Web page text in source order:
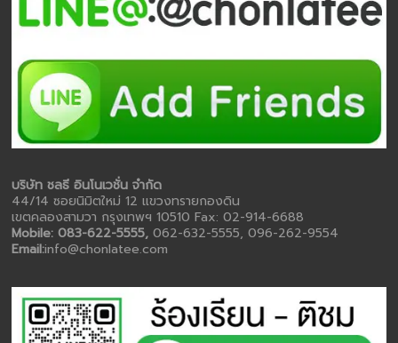
บริษัท ชลธี อินโนเวชั่น จำกัด
44/14 ซอยนิมิตใหม่ 12 แขวงทรายกองดิน
เขตคลองสามวา กรุงเทพฯ 10510 Fax: 02-914-6688
Mobile: 083-622-5555,062-632-5555, 096-262-9554
Email:info@chonlatee.com